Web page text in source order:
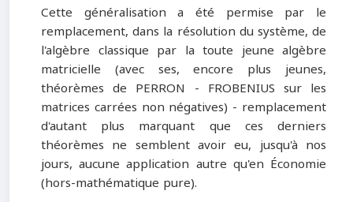
Cette généralisation a été permise par le
remplacement, dans la résolution du système, de
l'algèbre classique par la toute jeune algèbre
matricielle (avec ses, encore plus jeunes,
théorèmes de PERRON - FROBENIUS sur les
matrices carrées non négatives) - remplacement
d'autant plus marquant que ces derniers
théorèmes ne semblent avoir eu, jusqu'à nos
jours, aucune application autre qu'en Économie
(hors-mathématique pure).